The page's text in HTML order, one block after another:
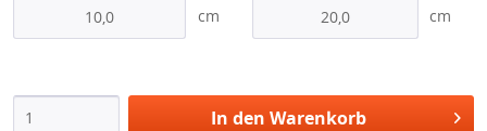
cm
cm
In den Warenkorb